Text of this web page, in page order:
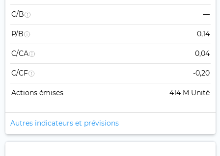
C/B —
P/B 0,14
C/CA 0,04
C/CF -0,20
Actions émises 414 M Unité
Autres indicateurs et prévisions